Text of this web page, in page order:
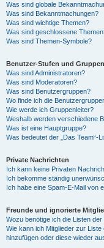
Was sind globale
Was sind Bekanntmachungen?
Was sind wichtige Themen?
Was sind geschlossene
Was sind Themen-Symbole?
Benutzer-Stufen und Gruppen
Was sind Administratoren?
Was sind Moderatoren?
Was sind Benutzergruppen?
Wo finde ich die
Wie werde ich Gruppenleiter?
Weshalb werden verschiedene
Was ist eine Hauptgruppe?
Was bedeutet der „Das Team“-
Private Nachrichten
Ich kann keine Privaten
Ich bekomme ständig
Ich habe eine Spam-E-Mail von
Freunde und ignorierte
Wozu benötige ich die Listen
Wie kann ich Mitglieder zur
hinzufügen oder diese wieder